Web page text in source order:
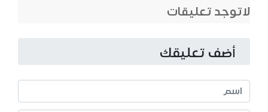
لاتوجد تعليقات
أضف تعليقك